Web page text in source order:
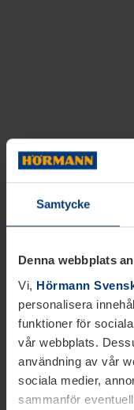
Samtycke
Denna webbplats
Vi, Hörmann
personalisera
funktioner för
vår webbplats.
användning av vår
sociala medier,
sammanför